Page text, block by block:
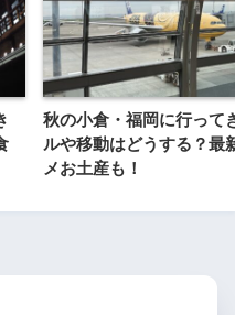
秋の小倉・福岡に行って
ルや移動はどうする？最
メお土産も！